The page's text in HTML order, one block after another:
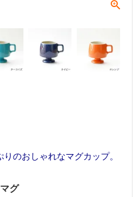
のおしゃれなマグカップ。
グ